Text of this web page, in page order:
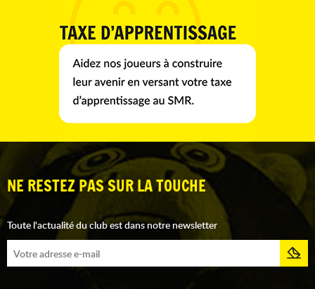
NE RESTEZ PAS SUR LA TOUCHE
Toute l'actualité du club est dans notre newsletter